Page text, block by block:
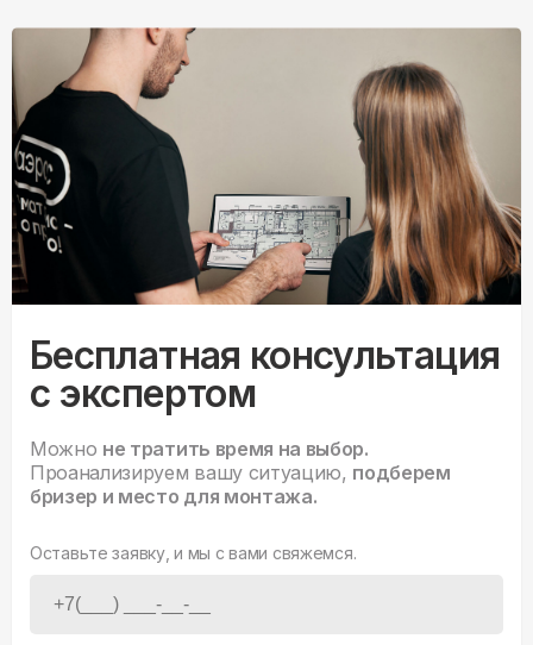
Бесплатная консультация
с экспертом
Можно не тратить время на выбор.
Проанализируем вашу ситуацию, подберем
бризер и место для монтажа.
Оставьте заявку, и мы с вами свяжемся.